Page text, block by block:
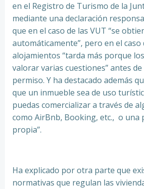
en el Registro de Turismo de la
mediante una declaración
que en el caso de las VUT “se
automáticamente”, pero en el caso
alojamientos “tarda más porque
valorar varias cuestiones” antes de
permiso. Y ha destacado además
que un inmueble sea de uso
puedas comercializar a través de
como AirBnb, Booking, etc., o una
propia”.
Ha explicado por otra parte que
normativas que regulan las